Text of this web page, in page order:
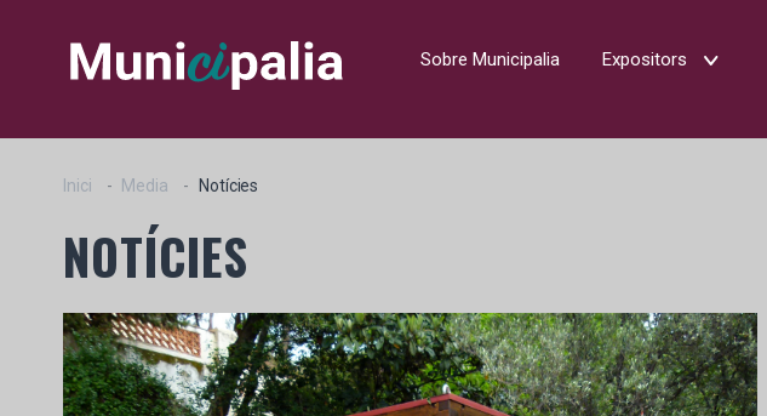
Sobre Municipalia Expositors
Inici Media Notícies
NOTÍCIES